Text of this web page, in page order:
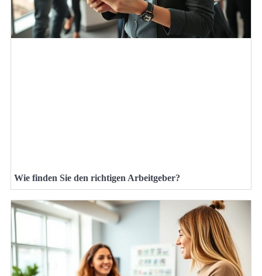
Wie finden Sie den richtigen Arbeitgeber?